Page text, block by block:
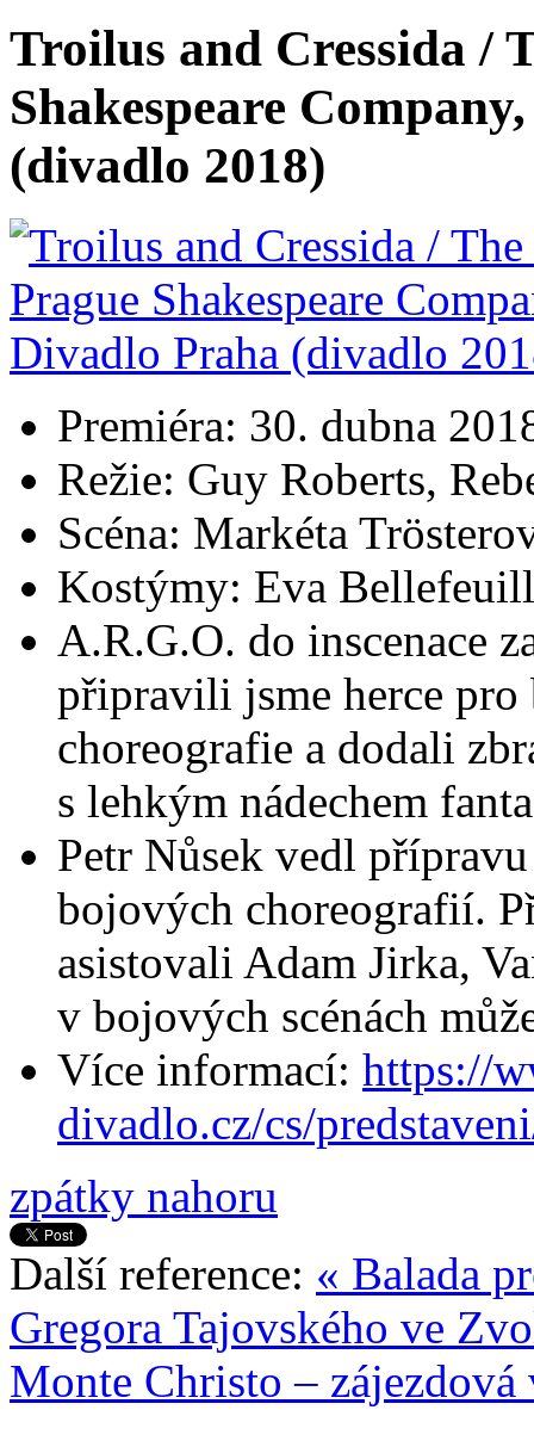
Troilus and Cressida /
Shakespeare
(divadlo 2018)
Premiéra: 30. dubna
Režie: Guy Roberts,
Scéna: Markéta
Kostýmy: Eva
A.R.G.O. do inscenace
připravili jsme herce
choreografie a dodali
s lehkým nádechem
Petr Nůsek vedl
bojových choreografií.
asistovali Adam Jirka,
v bojových scénách
Více informací: https://
divadlo.cz/cs/
zpátky nahoru
Další reference: « Balada
Gregora Tajovského ve
Monte Christo –